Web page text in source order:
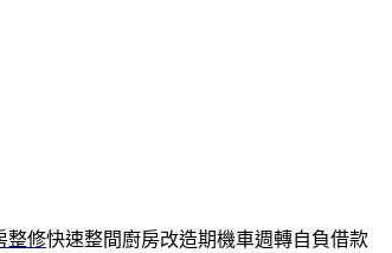
整修快速整間廚房改造期機車週轉自負借款